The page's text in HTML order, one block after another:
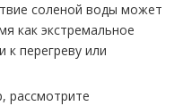
соленой воды может
как экстремальное
к перегреву или
рассмотрите